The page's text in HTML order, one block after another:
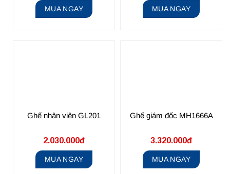
MUA NGAY MUA NGAY
Ghế nhân viên GL201
2.030.000đ
MUA NGAY
Ghế giám đốc MH1666A
3.320.000đ
MUA NGAY